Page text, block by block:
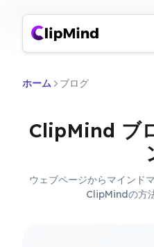
ホーム ブログ
ClipMind ブ
ウェブページからマインド
ClipMindの方